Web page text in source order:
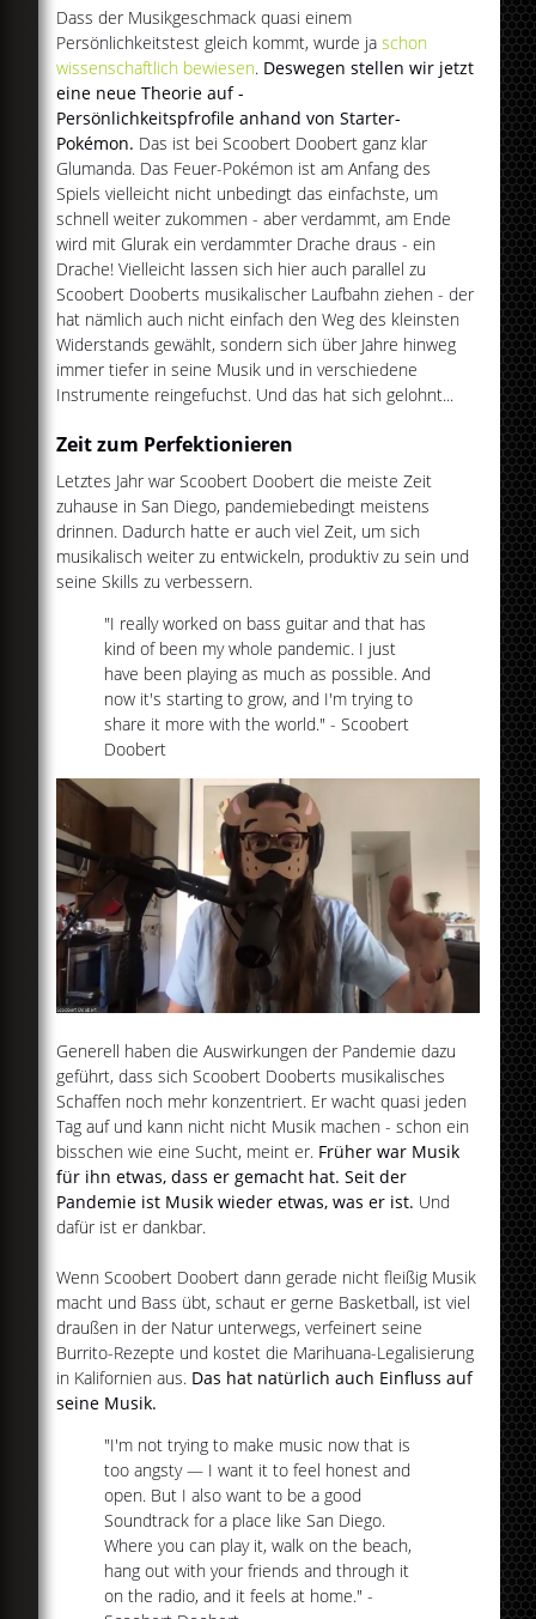
Dass der Musikgeschmack quasi einem
Persönlichkeitstest gleich kommt, wurde jaschon
wissenschaftlich bewiesen. Deswegen stellen wir jetzt
eine neue Theorie auf -
Persönlichkeitspfrofile anhand von Starter-
Pokémon. Das ist bei Scoobert Doobert ganz klar
Glumanda. Das Feuer-Pokémon ist am Anfang des
Spiels vielleicht nicht unbedingt das einfachste, um
schnell weiter zukommen - aber verdammt, am Ende
wird mit Glurak ein verdammter Drache draus - ein
Drache! Vielleicht lassen sich hier auch parallel zu
Scoobert Dooberts musikalischer Laufbahn ziehen - der
hat nämlich auch nicht einfach den Weg des kleinsten
Widerstands gewählt, sondern sich über Jahre hinweg
immer tiefer in seine Musik und in verschiedene
Instrumente reingefuchst. Und das hat sich gelohnt...
Zeit zum Perfektionieren
Letztes Jahr war Scoobert Doobert die meiste Zeit
zuhause in San Diego, pandemiebedingt meistens
drinnen. Dadurch hatte er auch viel Zeit, um sich
musikalisch weiter zu entwickeln, produktiv zu sein und
seine Skills zu verbessern.
"I really worked on bass guitar and that has
kind of been my whole pandemic. I just
have been playing as much as possible. And
now it's starting to grow, and I'm trying to
share it more with the world." - Scoobert
Doobert
Generell haben die Auswirkungen der Pandemie dazu
geführt, dass sich Scoobert Dooberts musikalisches
Schaffen noch mehr konzentriert. Er wacht quasi jeden
Tag auf und kann nicht nicht Musik machen - schon ein
bisschen wie eine Sucht, meint er. Früher war Musik
für ihn etwas, dass er gemacht hat. Seit der
Pandemie ist Musik wieder etwas, was er ist. Und
dafür ist er dankbar.
Wenn Scoobert Doobert dann gerade nicht fleißig Musik
macht und Bass übt, schaut er gerne Basketball, ist viel
draußen in der Natur unterwegs, verfeinert seine
Burrito-Rezepte und kostet die Marihuana-Legalisierung
in Kalifornien aus. Das hat natürlich auch Einfluss auf
seine Musik.
"I'm not trying to make music now that is
too angsty — I want it to feel honest and
open. But I also want to be a good
Soundtrack for a place like San Diego.
Where you can play it, walk on the beach,
hang out with your friends and through it
on the radio, and it feels at home." -